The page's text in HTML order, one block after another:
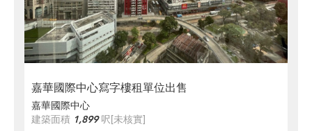
嘉華國際中心寫字樓租單位出售
嘉華國際中心
建築面積 1,899呎[未核實]